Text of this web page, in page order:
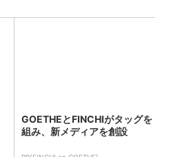
GOETHEとFINCHIがタッグを
組み、新メディアを創設